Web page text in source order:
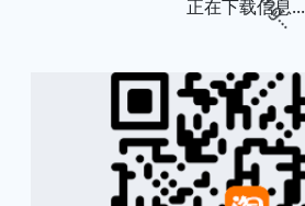
正在下载信息...